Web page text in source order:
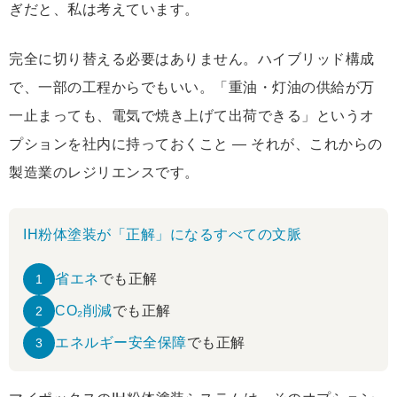
ぎだと、私は考えています。
完全に切り替える必要はありません。ハイブリッド構成
で、一部の工程からでもいい。「重油・灯油の供給が万
一止まっても、電気で焼き上げて出荷できる」というオ
プションを社内に持っておくこと ― それが、これからの
製造業のレジリエンスです。
IH粉体塗装が「正解」になるすべての文脈
1 省エネでも正解
2 CO₂削減でも正解
3 エネルギー安全保障でも正解